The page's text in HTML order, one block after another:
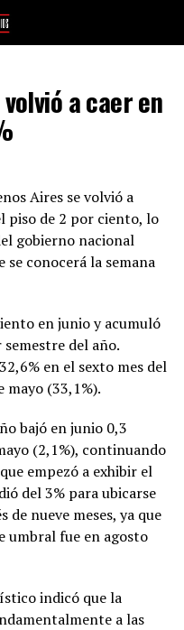
a caer en
Aires se volvió a
piso de 2 por ciento, lo
gobierno nacional
conocerá la semana
en junio y acumuló
del año.
en el sexto mes del
mayo (33,1%).
bajó en junio 0,3
(2,1%), continuando
empezó a exhibir el
del 3% para ubicarse
de nueve meses, ya que
umbral fue en agosto
indicó que la
a las